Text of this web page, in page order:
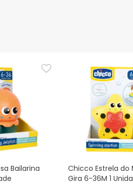
Bailarina
Chicco Estrela do
Gira 6-36M 1